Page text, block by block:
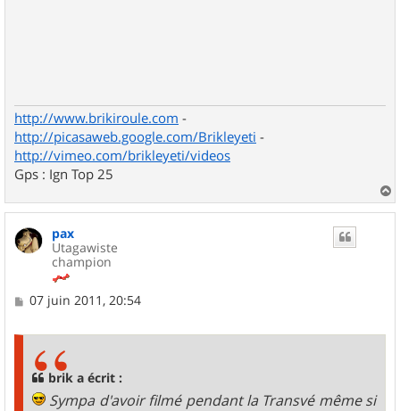
http://www.brikiroule.com -
http://picasaweb.google.com/Brikleyeti -
http://vimeo.com/brikleyeti/videos
Gps : Ign Top 25
a
pax
Utagawiste
champion
M
07 juin 2011, 20:54
brik a écrit :
Sympa d'avoir filmé pendant la Transvé même si